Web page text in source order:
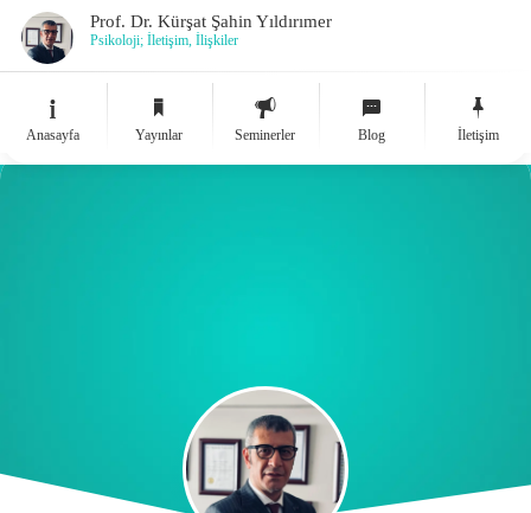
Prof. Dr. Kürşat Şahin Yıldırımer
Psikoloji; İletişim, İlişkiler
Anasayfa Yayınlar Seminerler Blog İletişim